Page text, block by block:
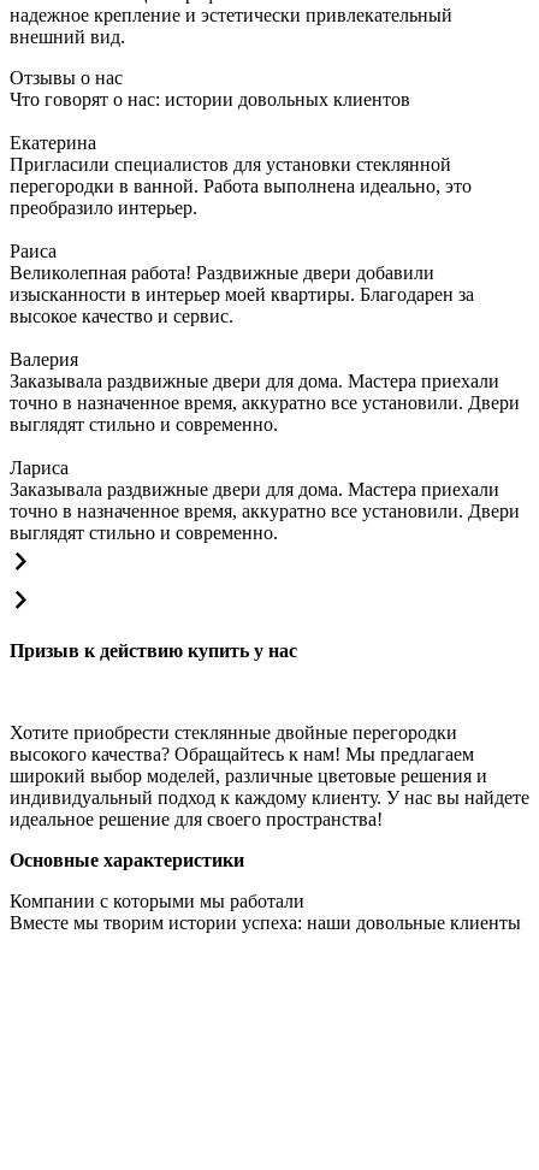
надежное крепление и эстетически привлекательный
внешний вид.
Отзывы о нас
Что говорят о нас: истории довольных клиентов
Екатерина
Пригласили специалистов для установки стеклянной
перегородки в ванной. Работа выполнена идеально, это
преобразило интерьер.
Раиса
Великолепная работа! Раздвижные двери добавили
изысканности в интерьер моей квартиры. Благодарен за
высокое качество и сервис.
Валерия
Заказывала раздвижные двери для дома. Мастера приехали
точно в назначенное время, аккуратно все установили. Двери
выглядят стильно и современно.
Лариса
Заказывала раздвижные двери для дома. Мастера приехали
точно в назначенное время, аккуратно все установили. Двери
выглядят стильно и современно.
Призыв к действию купить у нас
Хотите приобрести стеклянные двойные перегородки
высокого качества? Обращайтесь к нам! Мы предлагаем
широкий выбор моделей, различные цветовые решения и
индивидуальный подход к каждому клиенту. У нас вы найдете
идеальное решение для своего пространства!
Основные характеристики
Компании с которыми мы работали
Вместе мы творим истории успеха: наши довольные клиенты